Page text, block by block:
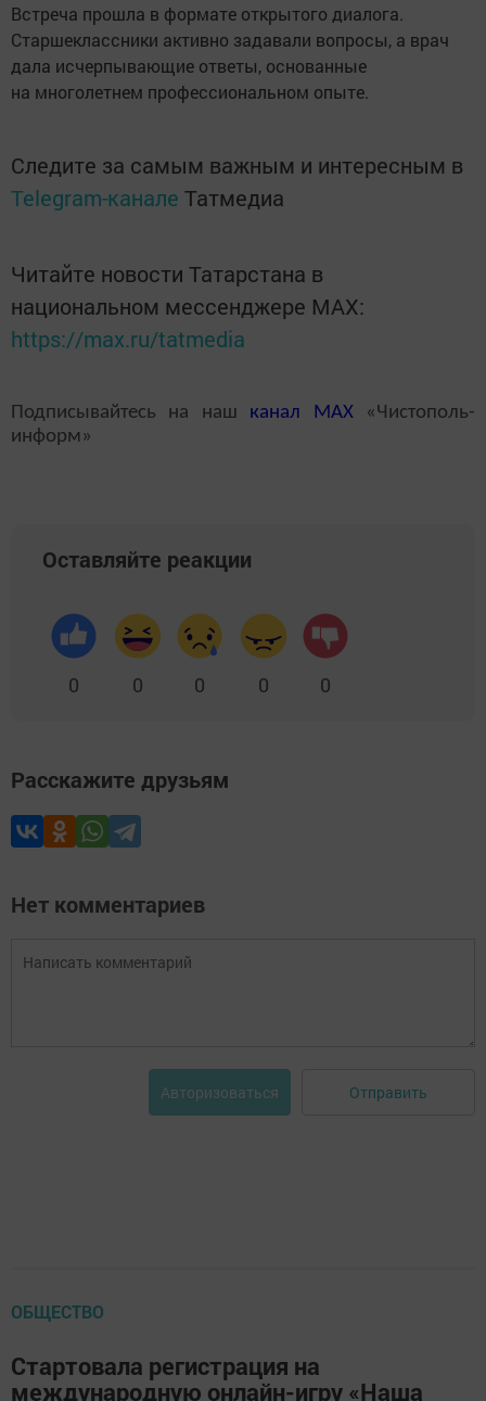
Встреча прошла в формате открытого диалога.
Старшеклассники активно задавали вопросы, а врач
дала исчерпывающие ответы, основанные
на многолетнем профессиональном опыте.
Следите за самым важным и интересным в
Telegram-канале Татмедиа
Читайте новости Татарстана в
национальном мессенджере MАХ:
https://max.ru/tatmedia
Подписывайтесь на наш канал MAX«Чистополь-
информ»
Оставляйте реакции
0 0 0 0 0
Расскажите друзьям
Нет комментариев
Авторизоваться Отправить
ОБЩЕСТВО
Стартовала регистрация на
международную онлайн-игру «Наша